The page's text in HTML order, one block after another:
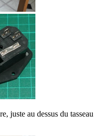
juste au dessus du tasseau